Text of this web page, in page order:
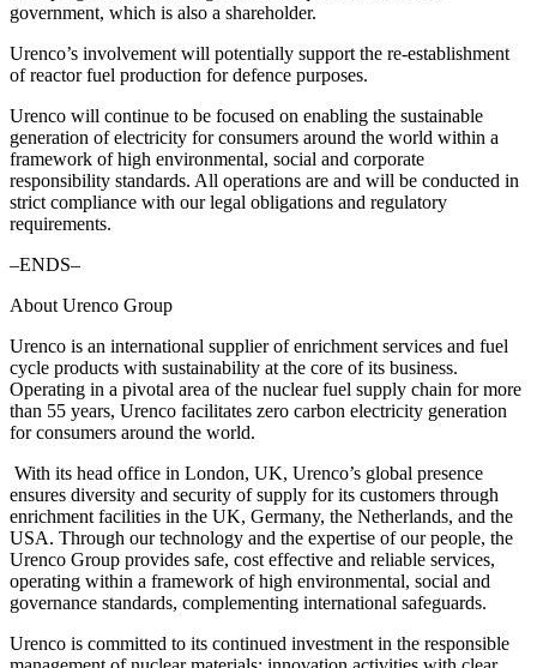
government, which is also a shareholder.
Urenco’s involvement will potentially support the re-establishment
of reactor fuel production for defence purposes.
Urenco will continue to be focused on enabling the sustainable
generation of electricity for consumers around the world within a
framework of high environmental, social and corporate
responsibility standards. All operations are and will be conducted in
strict compliance with our legal obligations and regulatory
requirements.
–ENDS–
About Urenco Group
Urenco is an international supplier of enrichment services and fuel
cycle products with sustainability at the core of its business.
Operating in a pivotal area of the nuclear fuel supply chain for more
than 55 years, Urenco facilitates zero carbon electricity generation
for consumers around the world.
With its head office in London, UK, Urenco’s global presence
ensures diversity and security of supply for its customers through
enrichment facilities in the UK, Germany, the Netherlands, and the
USA. Through our technology and the expertise of our people, the
Urenco Group provides safe, cost effective and reliable services,
operating within a framework of high environmental, social and
governance standards, complementing international safeguards.
Urenco is committed to its continued investment in the responsible